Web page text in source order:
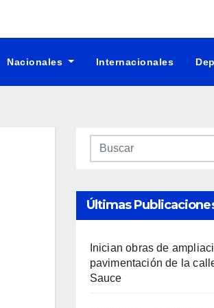
Nacionales Internacionales
Últimas
Inician obras de
pavimentación de la
Sauce